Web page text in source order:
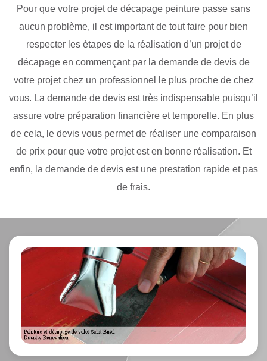
Pour que votre projet de décapage peinture passe sans
aucun problème, il est important de tout faire pour bien
respecter les étapes de la réalisation d’un projet de
décapage en commençant par la demande de devis de
votre projet chez un professionnel le plus proche de chez
vous. La demande de devis est très indispensable puisqu’il
assure votre préparation financière et temporelle. En plus
de cela, le devis vous permet de réaliser une comparaison
de prix pour que votre projet est en bonne réalisation. Et
enfin, la demande de devis est une prestation rapide et pas
de frais.